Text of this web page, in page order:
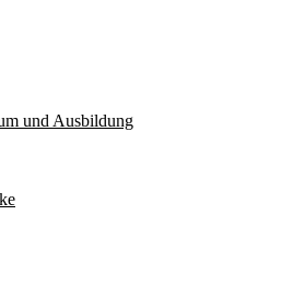
und Ausbildung